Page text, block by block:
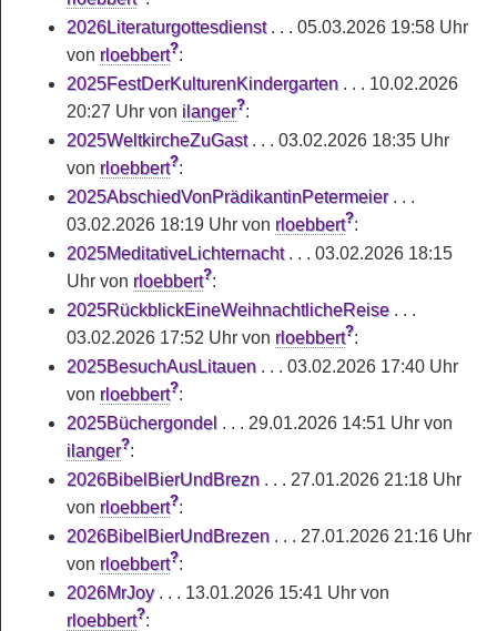
2026Literaturgottesdienst. . . 05.03.2026 19:58 Uhr
von rloebbert?:
2025FestDerKulturenKindergarten . . . 10.02.2026
20:27 Uhr von ilanger?:
2025WeltkircheZuGast. . . 03.02.2026 18:35 Uhr
von rloebbert?:
2025AbschiedVonPrädikantinPetermeier. . .
03.02.2026 18:19 Uhr von rloebbert?:
2025MeditativeLichternacht. . . 03.02.2026 18:15
Uhr von rloebbert?:
2025RückblickEineWeihnachtlicheReise . . .
03.02.2026 17:52 Uhr von rloebbert?:
2025BesuchAusLitauen . . . 03.02.2026 17:40 Uhr
von rloebbert?:
2025Büchergondel . . . 29.01.2026 14:51 Uhr von
ilanger?:
2026BibelBierUndBrezn . . . 27.01.2026 21:18 Uhr
von rloebbert?:
2026BibelBierUndBrezen . . . 27.01.2026 21:16 Uhr
von rloebbert?:
2026MrJoy. . . 13.01.2026 15:41 Uhr von
rloebbert?: